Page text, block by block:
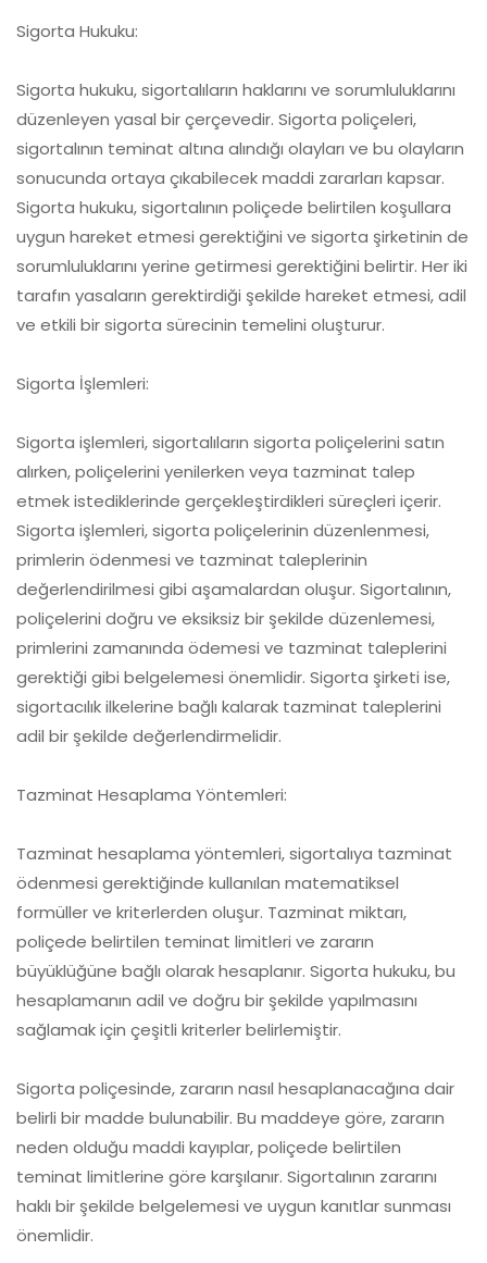
Sigorta Hukuku:
Sigorta hukuku, sigortalıların haklarını ve sorumluluklarını
düzenleyen yasal bir çerçevedir. Sigorta poliçeleri,
sigortalının teminat altına alındığı olayları ve bu olayların
sonucunda ortaya çıkabilecek maddi zararları kapsar.
Sigorta hukuku, sigortalının poliçede belirtilen koşullara
uygun hareket etmesi gerektiğini ve sigorta şirketinin de
sorumluluklarını yerine getirmesi gerektiğini belirtir. Her iki
tarafın yasaların gerektirdiği şekilde hareket etmesi, adil
ve etkili bir sigorta sürecinin temelini oluşturur.
Sigorta İşlemleri:
Sigorta işlemleri, sigortalıların sigorta poliçelerini satın
alırken, poliçelerini yenilerken veya tazminat talep
etmek istediklerinde gerçekleştirdikleri süreçleri içerir.
Sigorta işlemleri, sigorta poliçelerinin düzenlenmesi,
primlerin ödenmesi ve tazminat taleplerinin
değerlendirilmesi gibi aşamalardan oluşur. Sigortalının,
poliçelerini doğru ve eksiksiz bir şekilde düzenlemesi,
primlerini zamanında ödemesi ve tazminat taleplerini
gerektiği gibi belgelemesi önemlidir. Sigorta şirketi ise,
sigortacılık ilkelerine bağlı kalarak tazminat taleplerini
adil bir şekilde değerlendirmelidir.
Tazminat Hesaplama Yöntemleri:
Tazminat hesaplama yöntemleri, sigortalıya tazminat
ödenmesi gerektiğinde kullanılan matematiksel
formüller ve kriterlerden oluşur. Tazminat miktarı,
poliçede belirtilen teminat limitleri ve zararın
büyüklüğüne bağlı olarak hesaplanır. Sigorta hukuku, bu
hesaplamanın adil ve doğru bir şekilde yapılmasını
sağlamak için çeşitli kriterler belirlemiştir.
Sigorta poliçesinde, zararın nasıl hesaplanacağına dair
belirli bir madde bulunabilir. Bu maddeye göre, zararın
neden olduğu maddi kayıplar, poliçede belirtilen
teminat limitlerine göre karşılanır. Sigortalının zararını
haklı bir şekilde belgelemesi ve uygun kanıtlar sunması
önemlidir.